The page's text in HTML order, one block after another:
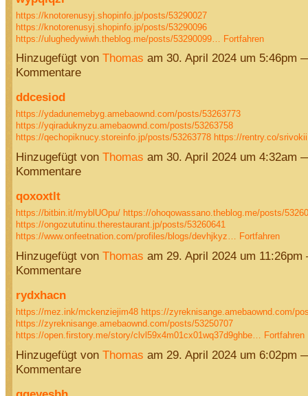
https://knotorenusyj.shopinfo.jp/posts/53290027
https://knotorenusyj.shopinfo.jp/posts/53290096
https://ulughedywiwh.theblog.me/posts/53290099…
Fortfahren
Hinzugefügt von Thomas am 30. April 2024 um 5:46pm
Kommentare
ddcesiod
https://ydadunemebyg.amebaownd.com/posts/53263773
https://yqiraduknyzu.amebaownd.com/posts/53263758
https://qechopiknucy.storeinfo.jp/posts/53263778 https://rentry.co/
Hinzugefügt von Thomas am 30. April 2024 um 4:32am
Kommentare
qoxoxtlt
https://bitbin.it/myblUOpu/ https://ohoqowassano.theblog.me/posts/
https://ongozututinu.therestaurant.jp/posts/53260641
https://www.onfeetnation.com/profiles/blogs/devhjkyz… Fortfahren
Hinzugefügt von Thomas am 29. April 2024 um
Kommentare
rydxhacn
https://mez.ink/mckenziejim48 https://zyreknisange.amebaownd.com/
https://zyreknisange.amebaownd.com/posts/53250707
https://open.firstory.me/story/clvl59x4m01cx01wq37d9ghbe… Fortfahren
Hinzugefügt von Thomas am 29. April 2024 um 6:02pm
Kommentare